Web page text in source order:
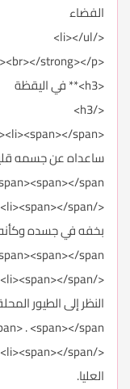
الفضاء
</li></ul>
<p><strong><br></strong></p>
<h3>** في اليقظة
</h3>
span> .
span> .
. <span></span>
العليا.